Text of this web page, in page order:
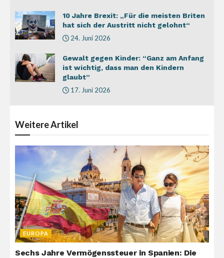
10 Jahre Brexit: „Für die meisten Briten
hat sich der Austritt nicht gelohnt“
24. Juni 2026
Gewalt gegen Kinder: “Ganz am Anfang
ist wichtig, dass man den Kindern
glaubt”
17. Juni 2026
WeitereArtikel
EUROPA
Sechs Jahre Vermögenssteuer in Spanien: Die